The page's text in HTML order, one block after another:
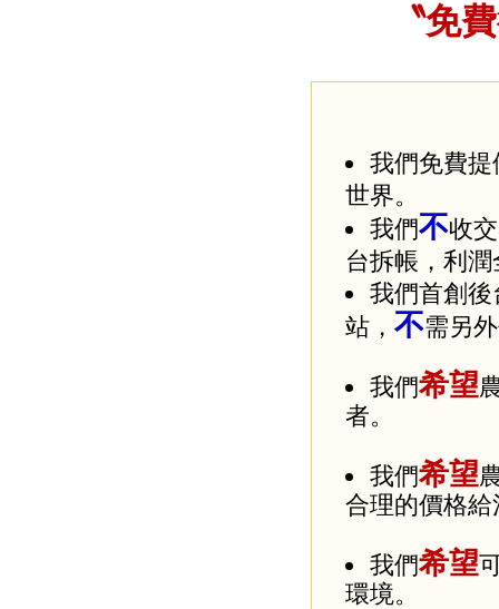
〝免
我們免費
世界。
我們不收
台拆帳，利
我們首創
站， 不需另
我們希望
者。
我們希望
合理的價格給
我們希望
環境。